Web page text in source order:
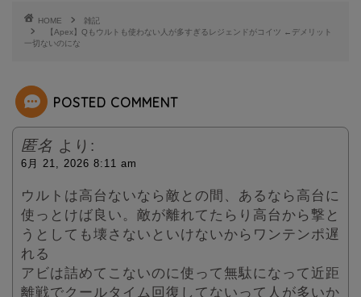
t
r
HOME
雑記
【Apex】Qもウルトも使わない人が多すぎるレジェンドがコイツ ←デメリット
一切ないのにな
POSTED COMMENT
匿名 より:
6月 21, 2026 8:11 am
ウルトは高台ないなら敵との間、あるなら高台に
使っとけば良い。敵が離れてたらり高台から撃と
うとしても壊さないといけないからワンテンポ遅
れる
アビは詰めてこないのに使って無駄になって近距
離戦でクールタイム回復してないって人が多いか